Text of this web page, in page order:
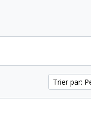
Trier par: